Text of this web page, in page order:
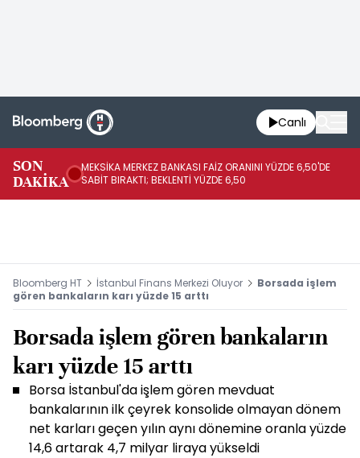
Canlı
SON
DAKİKA
MEKSİKA MERKEZ BANKASI FAİZ ORANINI YÜZDE 6,50'DE
SABİT BIRAKTI; BEKLENTİ YÜZDE 6,50
Bloomberg HT İstanbul Finans Merkezi Oluyor
Borsada işlem
gören bankaların karı yüzde 15 arttı
Borsada işlem gören bankaların
karı yüzde 15 arttı
Borsa İstanbul'da işlem gören mevduat
bankalarının ilk çeyrek konsolide olmayan dönem
net karları geçen yılın aynı dönemine oranla yüzde
14,6 artarak 4,7 milyar liraya yükseldi